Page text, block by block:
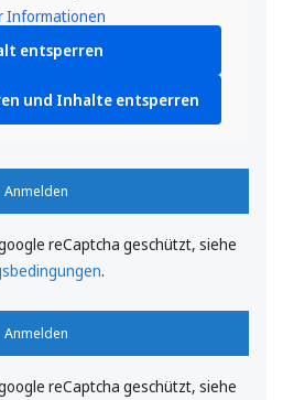
Informationen
entsperren
und Inhalte entsperren
Anmelden
reCaptcha geschützt, siehe
.
Anmelden
reCaptcha geschützt, siehe